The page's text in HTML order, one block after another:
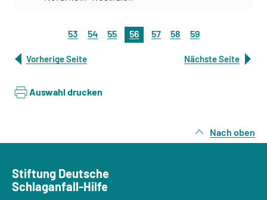
Vorherige Seite
53 54 55 56 57 58 59
Nächste Seite
Auswahl drucken
Nach oben
Stiftung Deutsche
Schlaganfall-Hilfe